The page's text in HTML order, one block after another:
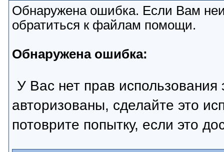
Обнаружена ошибка. Если Вам
обратиться к файлам помощи.
Обнаружена ошибка:
У Вас нет прав
авторизованы, сделайте это
потоврите попытку, если это